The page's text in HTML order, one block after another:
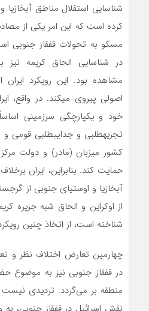
شناسایی استقلال مناطق
کرده است که این امر یکی از
مسکو به تحولات قفقاز جنوبی
در شناسایی الحاق کریمه نیز
مشاهده بود. این رویکرد
اصولی پیروی می­کند. در واقع،
خود و یکپارچگی سرزمینی
تجزیه­طلبی و جدایی­طلبی قومی
کشور میزبان (مادر) و دولت
حمایت کند. بنابراین، ایران
آبخازیا و اوستیای جنوبی از
از اوکراین و الحاق شبه جزیره
شناخته است، از اتخاذ چنین
چهارمین تعارض اختلاف نظر و
در قفقاز جنوبی نیز به موضوع
منطقه بر‌ می‌گردد. تردیدی نیست